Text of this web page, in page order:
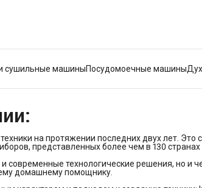
сушильные машиныПосудомоечные машины
на протяжении последних двух лет.
представленных более чем в 130 странах
технологические решения, но и
домашнему помощнику.